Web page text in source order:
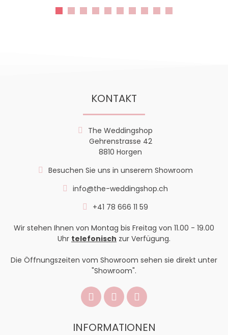
KONTAKT
The Weddingshop
Gehrenstrasse 42
8810 Horgen
Besuchen Sie uns in unserem Showroom
info@the-weddingshop.ch
+41 78 666 11 59
Wir stehen Ihnen von Montag bis Freitag von 11.00 - 19.00
Uhr telefonisch zur Verfügung.
Die Öffnungszeiten vom Showroom sehen sie direkt unter
"Showroom".
INFORMATIONEN